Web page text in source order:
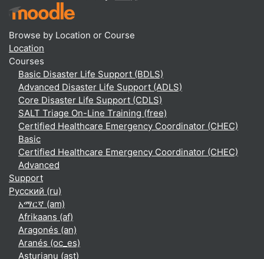
Browse by Location or Course
Location
Courses
Basic Disaster Life Support (BDLS)
Advanced Disaster Life Support (ADLS)
Core Disaster Life Support (CDLS)
SALT Triage On-Line Training (free)
Certified Healthcare Emergency Coordinator (CHEC)
Basic
Certified Healthcare Emergency Coordinator (CHEC)
Advanced
Support
Русский ‎(ru)‎
አማርኛ ‎(am)‎
Afrikaans ‎(af)‎
Aragonés ‎(an)‎
Aranés ‎(oc_es)‎
Asturianu ‎(ast)‎